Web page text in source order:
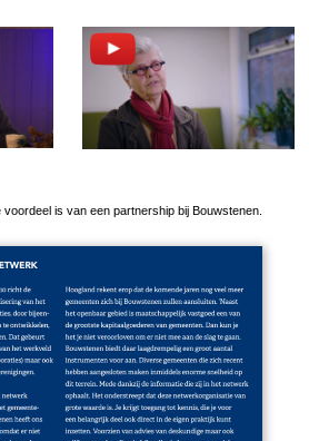
Image
is van een partnership bij Bouwstenen.